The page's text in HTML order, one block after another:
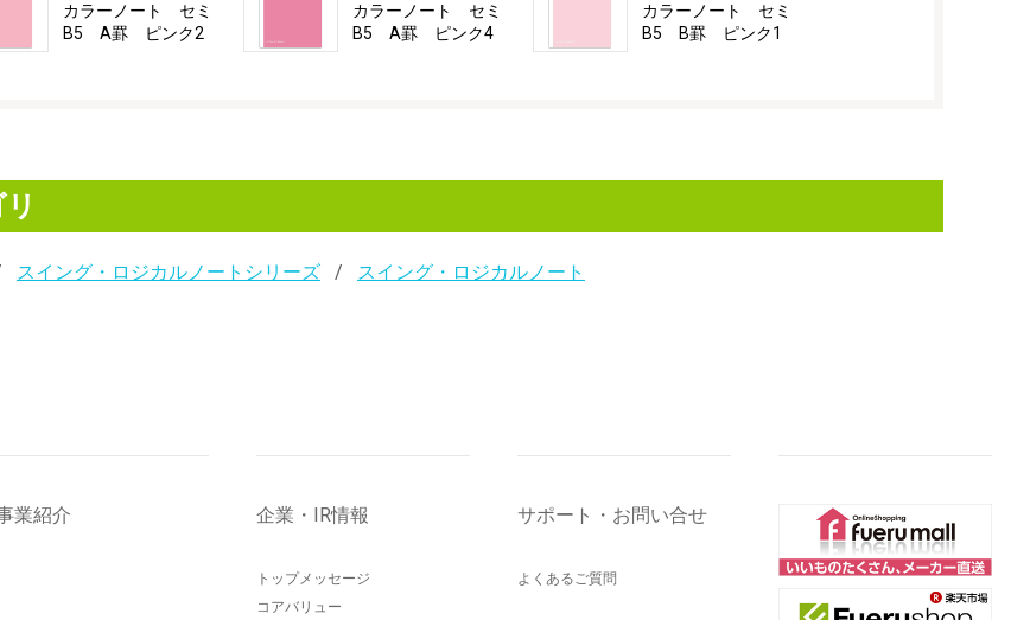
カラーノート セミ
B5 A罫 ピンク2
カラーノート セミ
B5 A罫 ピンク4
カラーノート セミ
B5 B罫 ピンク1
スイング・ロジカルノートシリーズ スイング・ロジカルノート
業紹介 企業・IR情報
トップメッセージ
コアバリュー
サポート・お問い合せ
よくあるご質問